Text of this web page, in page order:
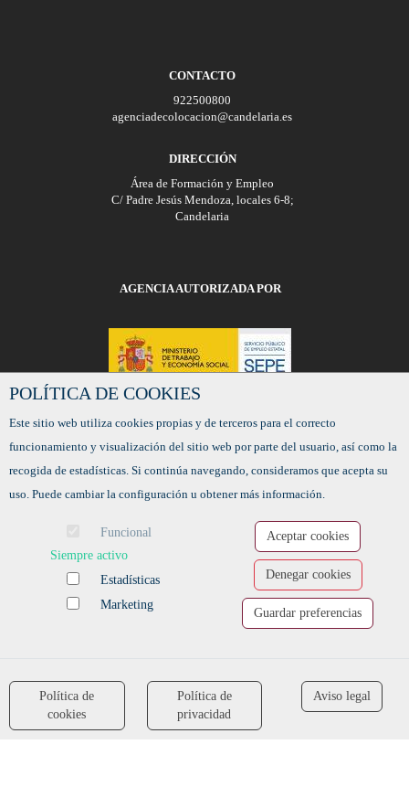
CONTACTO
922500800
agenciadecolocacion@candelaria.es
DIRECCIÓN
Área de Formación y Empleo
C/ Padre Jesús Mendoza, locales 6-8;
Candelaria
AGENCIA AUTORIZADA POR
HORARIO
Lunes a jueves de 9 a 13h
¿TIENES ALGUNA DUDA?
FORMULARIO DE CONTACTO
POLÍTICA DE COOKIES
Este sitio web utiliza cookies propias y de terceros para el correcto
funcionamiento y visualización del sitio web por parte del usuario, así como la
recogida de estadísticas. Si continúa navegando, consideramos que acepta su
uso. Puede cambiar la configuración u obtener más información.
Funcional
Siempre activo
Estadísticas
Marketing
Aceptar cookies
Denegar cookies
Guardar preferencias
Política de
cookies
Política de
privacidad
Aviso legal